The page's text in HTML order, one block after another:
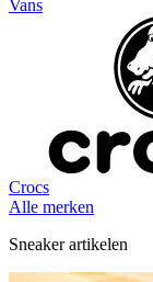
Vans
Crocs
Alle merken
Sneaker artikelen